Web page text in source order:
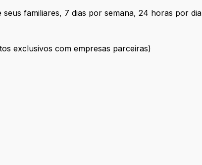
familiares, 7 dias por semana, 24 horas por dia
exclusivos com empresas parceiras)